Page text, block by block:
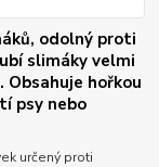
odolný proti
slimáky velmi
Obsahuje hořkou
psy nebo
určený proti